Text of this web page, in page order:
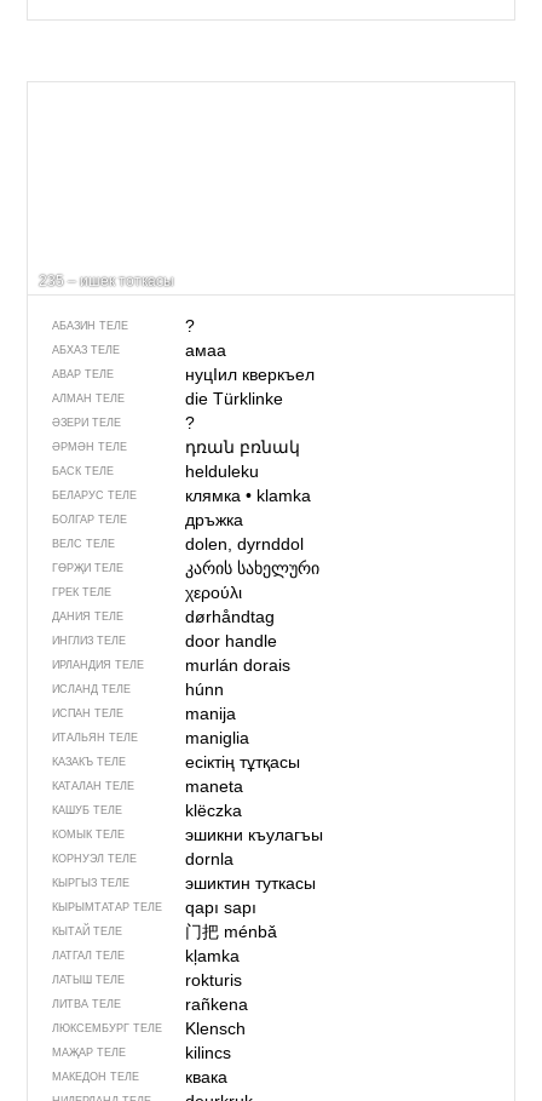
235 – ишек тоткасы
АБАЗИН ТЕЛЕ ?
АБХАЗ ТЕЛЕ амаа
АВАР ТЕЛЕ нуцIил кверкъел
АЛМАН ТЕЛЕ die Türklinke
ӘЗЕРИ ТЕЛЕ ?
ӘРМӘН ТЕЛЕ դռան բռնակ
БАСК ТЕЛЕ helduleku
БЕЛАРУС ТЕЛЕ клямка• klamka
БОЛГАР ТЕЛЕ дръжка
ВЕЛС ТЕЛЕ dolen, dyrnddol
ГӨРҖИ ТЕЛЕ კარის სახელური
ГРЕК ТЕЛЕ χερούλι
ДАНИЯ ТЕЛЕ dørhåndtag
ИНГЛИЗ ТЕЛЕ door handle
ИРЛАНДИЯ ТЕЛЕ murlán dorais
ИСЛАНД ТЕЛЕ húnn
ИСПАН ТЕЛЕ manija
ИТАЛЬЯН ТЕЛЕ maniglia
КАЗАКЪ ТЕЛЕ есіктің тұтқасы
КАТАЛАН ТЕЛЕ maneta
КАШУБ ТЕЛЕ klëczka
КОМЫК ТЕЛЕ эшикни къулагъы
КОРНУЭЛ ТЕЛЕ dornla
КЫРГЫЗ ТЕЛЕ эшиктин туткасы
КЫРЫМТАТАР ТЕЛЕ qapı sapı
КЫТАЙ ТЕЛЕ 门把 ménbǎ
ЛАТГАЛ ТЕЛЕ kļamka
ЛАТЫШ ТЕЛЕ rokturis
ЛИТВА ТЕЛЕ rañkena
ЛЮКСЕМБУРГ ТЕЛЕ Klensch
МАҖАР ТЕЛЕ kilincs
МАКЕДОН ТЕЛЕ квака